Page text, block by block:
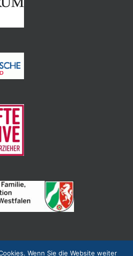
Wenn Sie die Website weiter